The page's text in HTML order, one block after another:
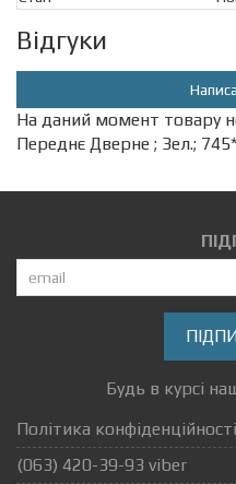
Відгуки
На даний момент товару
Переднє Дверне ; Зел.;
Будь в курсі
Політика конфіденційності
(063) 420-39-93 viber